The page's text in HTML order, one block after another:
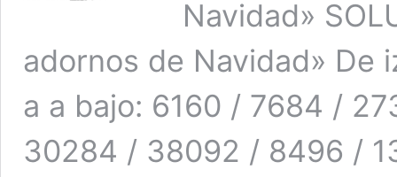
Navidad»
adornos de Navidad» De
a a bajo: 6160 / 7684 /
30284 / 38092 / 8496 /